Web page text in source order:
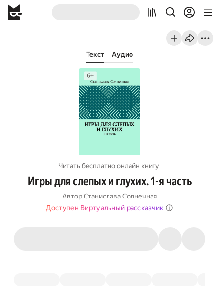
Текст Аудио
Читать бесплатно онлайн книгу
Игры для слепых и глухих. 1-я часть
АвторСтанислава Солнечная
Доступен Виртуальный рассказчик